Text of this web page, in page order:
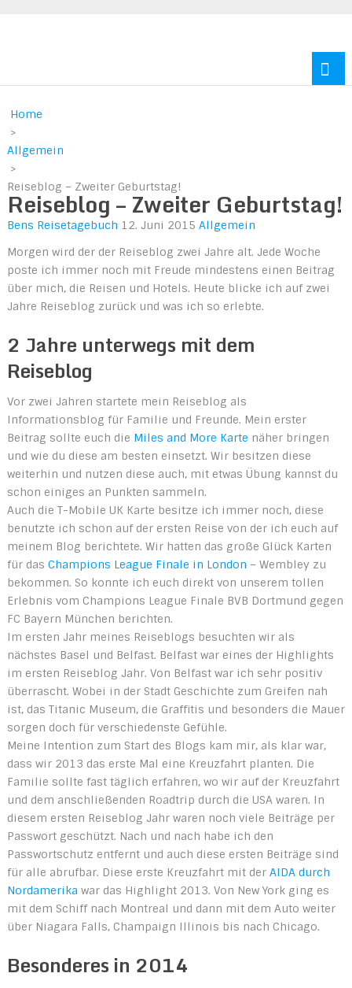
Home
>
Allgemein
>
Reiseblog – Zweiter Geburtstag!
Reiseblog – Zweiter Geburtstag!
Bens Reisetagebuch 12. Juni 2015 Allgemein
Morgen wird der der Reiseblog zwei Jahre alt. Jede Woche
poste ich immer noch mit Freude mindestens einen Beitrag
über mich, die Reisen und Hotels. Heute blicke ich auf zwei
Jahre Reiseblog zurück und was ich so erlebte.
2 Jahre unterwegs mit dem
Reiseblog
Vor zwei Jahren startete mein Reiseblog als
Informationsblog für Familie und Freunde. Mein erster
Beitrag sollte euch die Miles and More Karte näher bringen
und wie du diese am besten einsetzt. Wir besitzen diese
weiterhin und nutzen diese auch, mit etwas Übung kannst du
schon einiges an Punkten sammeln.
Auch die T-Mobile UK Karte besitze ich immer noch, diese
benutzte ich schon auf der ersten Reise von der ich euch auf
meinem Blog berichtete. Wir hatten das große Glück Karten
für das Champions League Finale in London – Wembley zu
bekommen. So konnte ich euch direkt von unserem tollen
Erlebnis vom Champions League Finale BVB Dortmund gegen
FC Bayern München berichten.
Im ersten Jahr meines Reiseblogs besuchten wir als
nächstes Basel und Belfast. Belfast war eines der Highlights
im ersten Reiseblog Jahr. Von Belfast war ich sehr positiv
überrascht. Wobei in der Stadt Geschichte zum Greifen nah
ist, das Titanic Museum, die Graffitis und besonders die Mauer
sorgen doch für verschiedenste Gefühle.
Meine Intention zum Start des Blogs kam mir, als klar war,
dass wir 2013 das erste Mal eine Kreuzfahrt planten. Die
Familie sollte fast täglich erfahren, wo wir auf der Kreuzfahrt
und dem anschließenden Roadtrip durch die USA waren. In
diesem ersten Reiseblog Jahr waren noch viele Beiträge per
Passwort geschützt. Nach und nach habe ich den
Passwortschutz entfernt und auch diese ersten Beiträge sind
für alle abrufbar. Diese erste Kreuzfahrt mit der AIDA durch
Nordamerika war das Highlight 2013. Von New York ging es
mit dem Schiff nach Montreal und dann mit dem Auto weiter
über Niagara Falls, Champaign Illinois bis nach Chicago.
Besonderes in 2014